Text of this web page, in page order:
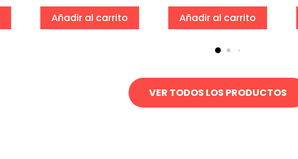
Añadir al carrito Añadir al carrito
VER TODOS LOS PRODUCTOS